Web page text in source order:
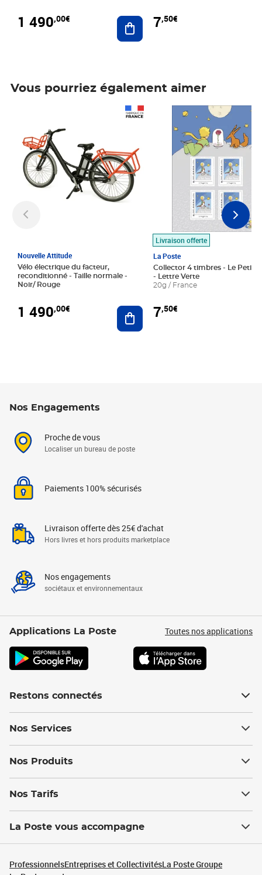
1 490,00€ Ajouter au panier
7,50€
Vous pourriez également aimer
Nouvelle Attitude
Vélo électrique du facteur,
reconditionné - Taille normale -
Noir/ Rouge
1 490,00€ Ajouter au panier
Livraison offerte
La Poste
Collector 4 timbres - Le Petit
- Lettre Verte
20g / France
7,50€
Prix 7,50€
Nos Engagements
Proche de vous
Localiser un bureau de poste
Paiements 100% sécurisés
Livraison offerte dès 25€ d'achat
Hors livres et hors produits marketplace
Nos engagements
sociétaux et environnementaux
Applications La Poste Toutes nos applications
Restons connectés
Nos Services
Nos Produits
Nos Tarifs
La Poste vous accompagne
ProfessionnelsEntreprises et CollectivitésLa Poste Groupe